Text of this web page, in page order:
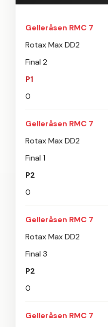
Gelleråsen RMC 7
Rotax Max DD2
Final 2
P1
0
Gelleråsen RMC 7
Rotax Max DD2
Final 1
P2
0
Gelleråsen RMC 7
Rotax Max DD2
Final 3
P2
0
Gelleråsen RMC 7